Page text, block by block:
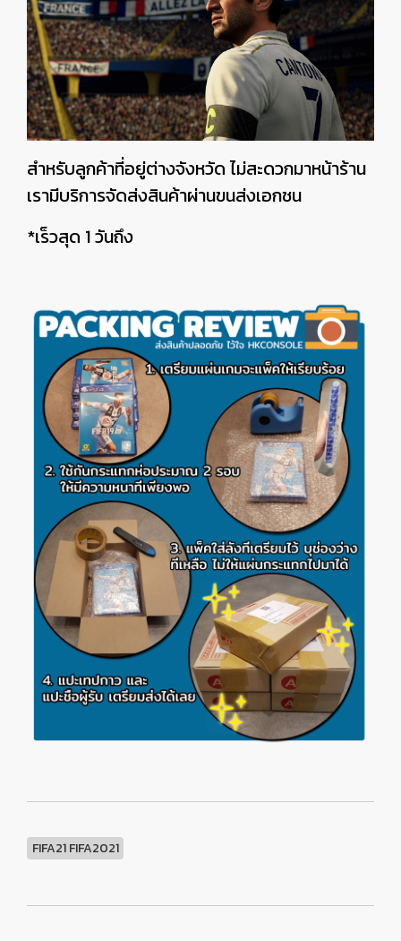
สำหรับลูกค้าที่อยู่ต่างจังหวัด ไม่สะดวกมาหน้าร้าน
เรามีบริการจัดส่งสินค้าผ่านขนส่งเอกชน
*เร็วสุด 1 วันถึง
FIFA21 FIFA2021